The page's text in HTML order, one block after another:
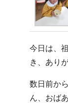
今日は、
き、あり
数日前か
ん、おば